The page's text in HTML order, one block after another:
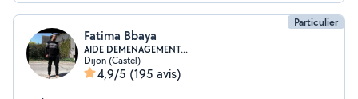
Particulier
Fatima Bbaya
AIDE DEMENAGEMENT...
Dijon (Castel)
4,9/5 (195 avis)